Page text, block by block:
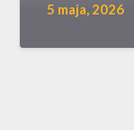
5 maja, 2026